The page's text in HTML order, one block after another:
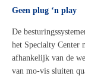
Geen plug ‘n play
De
het Specialty Center
afhankelijk van de
van mo-vis sluiten